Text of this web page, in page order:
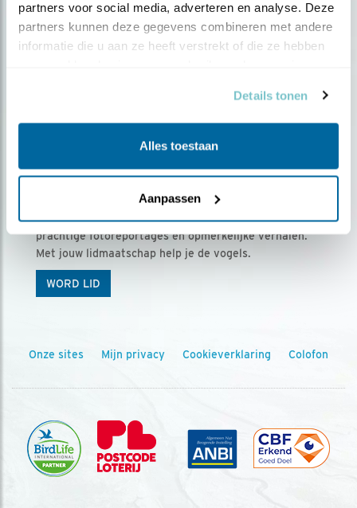
partners voor social media, adverteren en analyse. Deze
partners kunnen deze gegevens combineren met andere
informatie die u aan ze heeft verstrekt of die ze hebben
Details tonen
Alles toestaan
Aanpassen
Ontvang 5 x Vogels voor € 36,00 per jaar
Vogels is het tijdschrift voor onze leden, met
prachtige fotoreportages en opmerkelijke verhalen.
Met jouw lidmaatschap help je de vogels.
WORD LID
Onze sites Mijn privacy Cookieverklaring Colofon